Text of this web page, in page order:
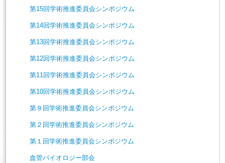
第15回学術推進委員会シンポジウム
第14回学術推進委員会シンポジウム
第13回学術推進委員会シンポジウム
第12回学術推進委員会シンポジウム
第11回学術推進委員会シンポジウム
第10回学術推進委員会シンポジウム
第９回学術推進委員会シンポジウム
第２回学術推進委員会シンポジウム
第１回学術推進委員会シンポジウム
血管バイオロジー部会